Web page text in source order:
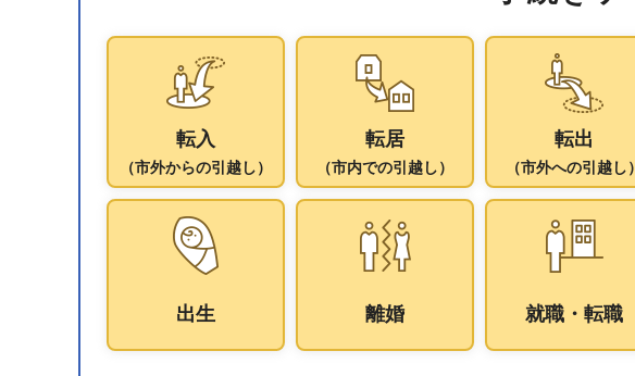
転入
（市外からの引越し）
転居
（市内での引越し）
転出
（市外への引越し）
出生 離婚 就職・転職